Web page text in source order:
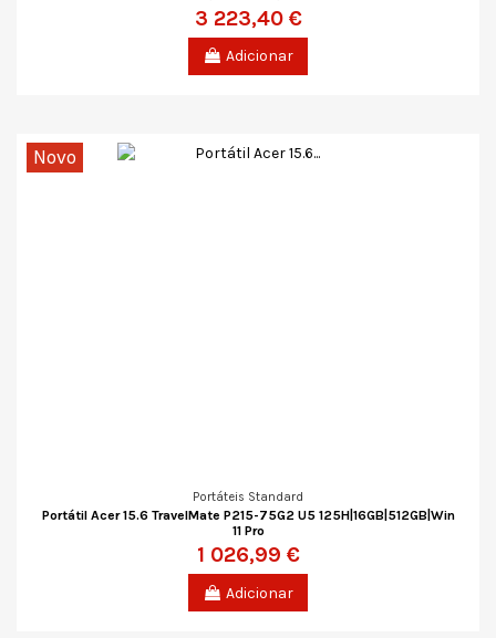
3 223,40 €
Adicionar
Novo
Portáteis Standard
Portátil Acer 15.6 TravelMate P215-75G2 U5 125H|16GB|512GB|Win
11 Pro
1 026,99 €
Adicionar